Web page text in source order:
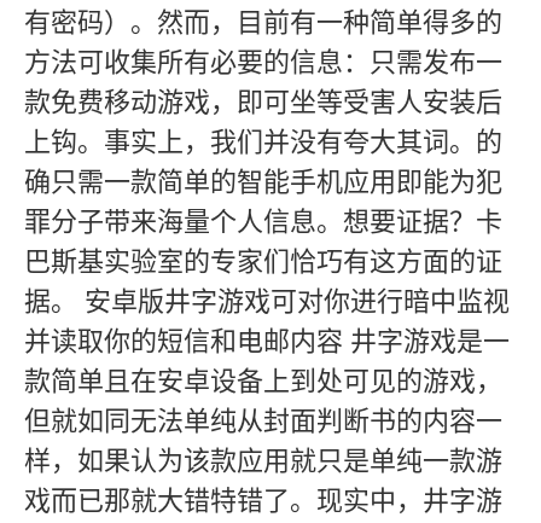
有密码）。然而，目前有一种简单得多的
方法可收集所有必要的信息：只需发布一
款免费移动游戏，即可坐等受害人安装后
上钩。事实上，我们并没有夸大其词。的
确只需一款简单的智能手机应用即能为犯
罪分子带来海量个人信息。想要证据？卡
巴斯基实验室的专家们恰巧有这方面的证
据。 安卓版井字游戏可对你进行暗中监视
并读取你的短信和电邮内容 井字游戏是一
款简单且在安卓设备上到处可见的游戏，
但就如同无法单纯从封面判断书的内容一
样，如果认为该款应用就只是单纯一款游
戏而已那就大错特错了。现实中，井字游